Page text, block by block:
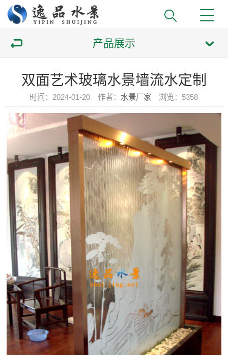
产品展示
双面艺术玻璃水景墙流水定制
时间：2024-01-20 作者： 水景厂家 浏览： 5358